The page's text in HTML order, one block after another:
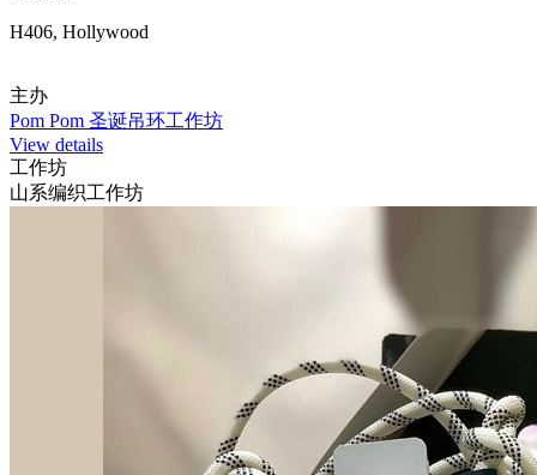
H406, Hollywood
主办
Pom Pom 圣诞吊环工作坊
View details
工作坊
山系编织工作坊